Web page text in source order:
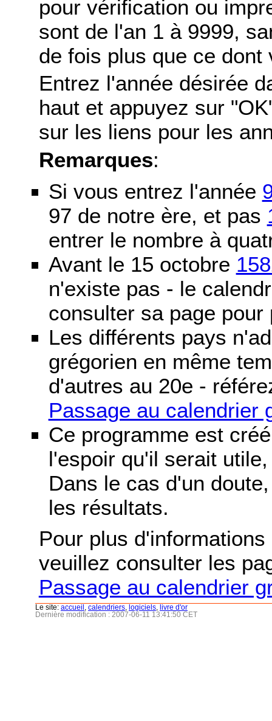
pour vérification ou
sont de l'an 1 à 9999,
de fois plus que ce dont
Entrez l'année désirée
haut et appuyez sur
sur les liens pour les
Remarques:
Si vous entrez l'année
97 de notre ère, et pas
entrer le nombre à
Avant le 15 octobre
n'existe pas - le
consulter sa page pour
Les différents pays
grégorien en même
d'autres au 20e -
Passage au calendrier
Ce programme est
l'espoir qu'il serait
Dans le cas d'un
les résultats.
Pour plus
veuillez consulter les
Passage au calendrier
Le site: accueil calendriers logiciels
livre d'or
Dernière modification : 2007-06-11 13:41:50 CET